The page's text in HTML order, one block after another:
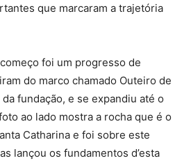
que marcaram a trajetória
foi um progresso de
do marco chamado Outeiro de
fundação, e se expandiu até o
ao lado mostra a rocha que é o
Catharina e foi sobre este
lançou os fundamentos d’esta